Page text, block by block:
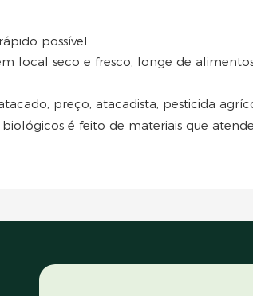
possível.
local seco e fresco, longe de
preço, atacadista, pesticida
é feito de materiais que